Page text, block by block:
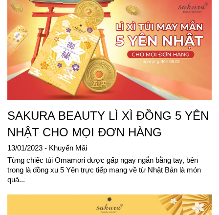
SAKURA BEAUTY LÌ XÌ ĐỒNG 5 YÊN
NHẬT CHO MỌI ĐƠN HÀNG
13/01/2023 - Khuyến Mãi
Từng chiếc túi Omamori được gấp ngay ngắn bằng tay, bên
trong là đồng xu 5 Yên trực tiếp mang về từ Nhật Bản là món
quà...